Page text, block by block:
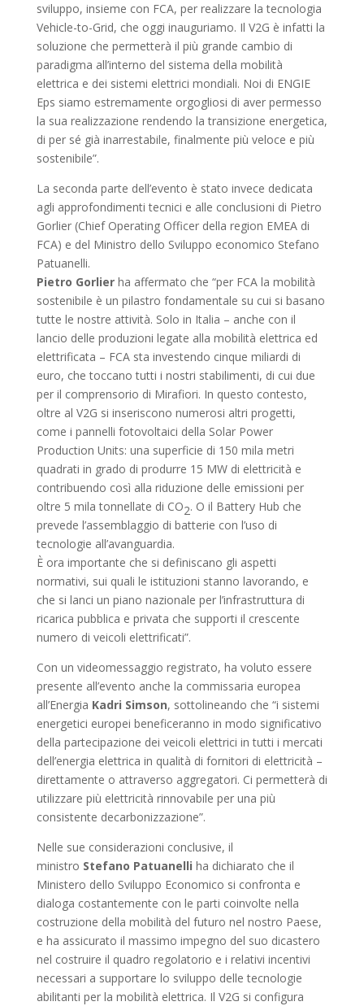
sviluppo, insieme con FCA, per realizzare la tecnologia
Vehicle-to-Grid, che oggi inauguriamo. Il V2G è infatti la
soluzione che permetterà il più grande cambio di
paradigma all’interno del sistema della mobilità
elettrica e dei sistemi elettrici mondiali. Noi di ENGIE
Eps siamo estremamente orgogliosi di aver permesso
la sua realizzazione rendendo la transizione energetica,
di per sé già inarrestabile, finalmente più veloce e più
sostenibile”.
La seconda parte dell’evento è stato invece dedicata
agli approfondimenti tecnici e alle conclusioni di Pietro
Gorlier (Chief Operating Officer della region EMEA di
FCA) e del Ministro dello Sviluppo economico Stefano
Patuanelli.
Pietro Gorlierha affermato che “per FCA la mobilità
sostenibile è un pilastro fondamentale su cui si basano
tutte le nostre attività. Solo in Italia – anche con il
lancio delle produzioni legate alla mobilità elettrica ed
elettrificata – FCA sta investendo cinque miliardi di
euro, che toccano tutti i nostri stabilimenti, di cui due
per il comprensorio di Mirafiori. In questo contesto,
oltre al V2G si inseriscono numerosi altri progetti,
come i pannelli fotovoltaici della Solar Power
Production Units: una superficie di 150 mila metri
quadrati in grado di produrre 15 MW di elettricità e
contribuendo così alla riduzione delle emissioni per
oltre 5 mila tonnellate di CO2. O il Battery Hub che
prevede l’assemblaggio di batterie con l’uso di
tecnologie all’avanguardia.
È ora importante che si definiscano gli aspetti
normativi, sui quali le istituzioni stanno lavorando, e
che si lanci un piano nazionale per l’infrastruttura di
ricarica pubblica e privata che supporti il crescente
numero di veicoli elettrificati”.
Con un videomessaggio registrato, ha voluto essere
presente all’evento anche la commissaria europea
all’Energia Kadri Simson, sottolineando che “i sistemi
energetici europei beneficeranno in modo significativo
della partecipazione dei veicoli elettrici in tutti i mercati
dell’energia elettrica in qualità di fornitori di elettricità –
direttamente o attraverso aggregatori. Ci permetterà di
utilizzare più elettricità rinnovabile per una più
consistente decarbonizzazione”.
Nelle sue considerazioni conclusive, il
ministro Stefano Patuanelli ha dichiarato che il
Ministero dello Sviluppo Economico si confronta e
dialoga costantemente con le parti coinvolte nella
costruzione della mobilità del futuro nel nostro Paese,
e ha assicurato il massimo impegno del suo dicastero
nel costruire il quadro regolatorio e i relativi incentivi
necessari a supportare lo sviluppo delle tecnologie
abilitanti per la mobilità elettrica. Il V2G si configura